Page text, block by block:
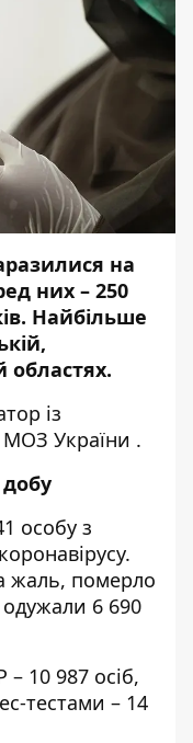
на
них – 250
Найбільше
областях.
із
МОЗ України .
особу з
жаль, померло
одужали 6 690
10 987 осіб,
тестами – 14